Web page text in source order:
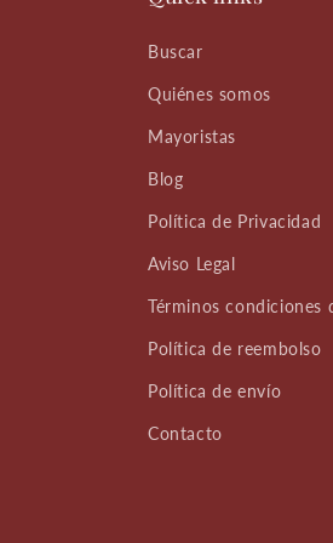
Buscar
Quiénes somos
Mayoristas
Blog
Política de Privacidad
Aviso Legal
Términos condiciones
Política de reembolso
Política de envío
Contacto